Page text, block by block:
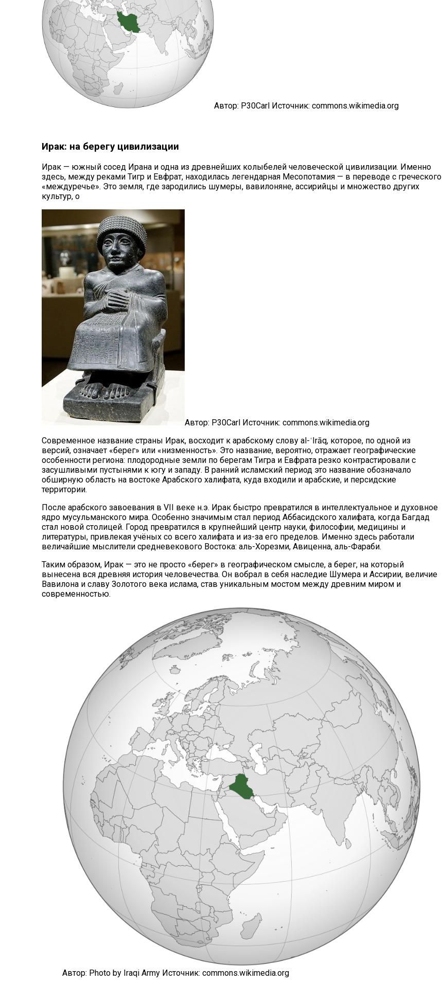
Автор: P30Carl Источник: commons.wikimedia.org
Ирак: на берегу цивилизации
Ирак— южный сосед Ирана и одна из древнейших колыбелей человеческой цивилизации. Именно
здесь, между реками Тигр и Евфрат, находилась легендарная Месопотамия— в переводе с греческого
«междуречье». Это земля, где зародились шумеры, вавилоняне, ассирийцы и множество других
культур, о
Автор: P30Carl Источник: commons.wikimedia.org
Современное название страны Ирак, восходит к арабскому слову al-ʿIrāq, которое, по одной из
версий, означает «берег» или «низменность». Это название, вероятно, отражает географические
особенности региона: плодородные земли по берегам Тигра и Евфрата резко контрастировали с
засушливыми пустынями к югу и западу. В ранний исламский период это название обозначало
обширную область на востоке Арабского халифата, куда входили и арабские, и персидские
территории.
После арабского завоевания в VII веке н.э. Ирак быстро превратился в интеллектуальное и духовное
ядро мусульманского мира. Особенно значимым стал период Аббасидского халифата, когда Багдад
стал новой столицей. Город превратился в крупнейший центр науки, философии, медицины и
литературы, привлекая учёных со всего халифата и из-за его пределов. Именно здесь работали
величайшие мыслители средневекового Востока: аль-Хорезми, Авиценна, аль-Фараби.
Таким образом, Ирак — это не просто «берег» в географическом смысле, а берег, на который
вынесена вся древняя история человечества. Он вобрал в себя наследие Шумера и Ассирии, величие
Вавилона и славу Золотого века ислама, став уникальным мостом между древним миром и
современностью.
Автор: Photo by Iraqi Army Источник: commons.wikimedia.org